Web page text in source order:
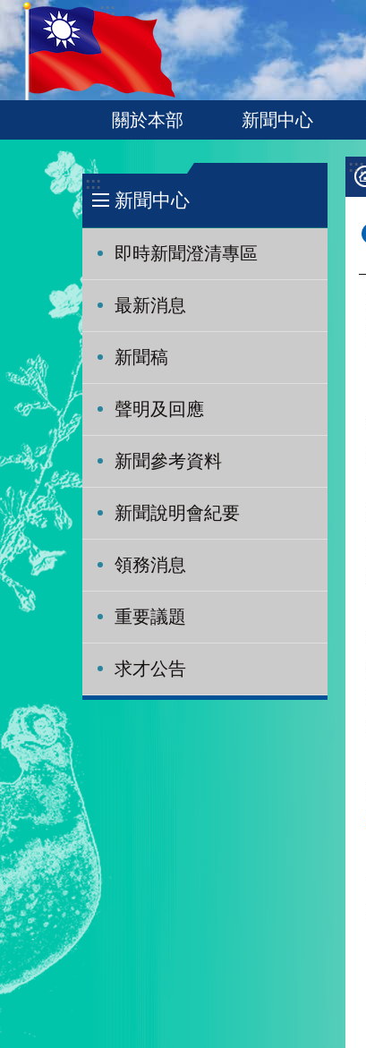
跳到主要內容區塊
:::
關於本部 新聞中心
:::
新聞中心
即時新聞澄清專區
最新消息
新聞稿
聲明及回應
新聞參考資料
新聞說明會紀要
領務消息
重要議題
求才公告
:::